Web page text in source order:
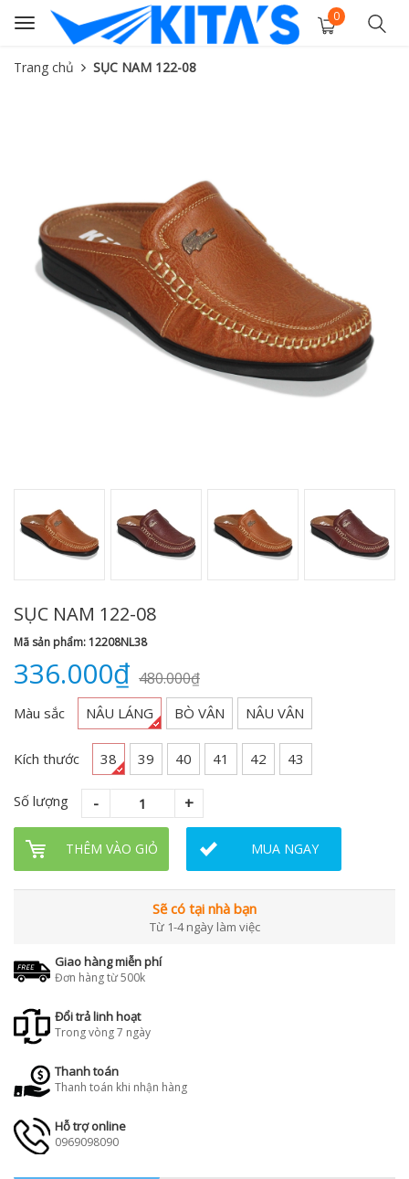
Toggle
navigation
0
Trang chủ SỤC NAM 122-08
SỤC NAM 122-08
Mã sản phẩm: 12208NL38
336.000₫ 480.000₫
Màu sắc NÂU LÁNG BÒ VÂN NÂU VÂN
Kích thước 38 39 40 41 42 43
Số lượng
THÊM VÀO GIỎ MUA NGAY
Sẽ có tại nhà bạn
Từ 1-4 ngày làm việc
Giao hàng miễn phí
Đơn hàng từ 500k
Đổi trả linh hoạt
Trong vòng 7 ngày
Thanh toán
Thanh toán khi nhận hàng
Hỗ trợ online
0969098090